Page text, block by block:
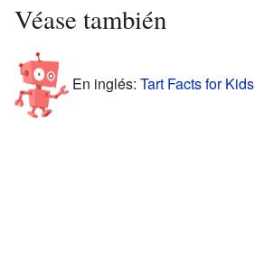
Véase también
En inglés: Tart Facts for Kids